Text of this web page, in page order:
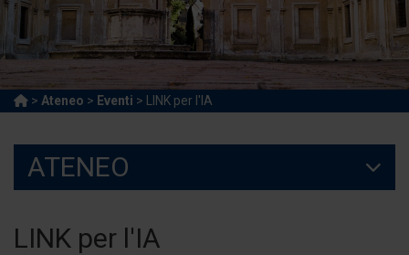
> Ateneo > Eventi > LINK per l'IA
ATENEO
LINK per l'IA